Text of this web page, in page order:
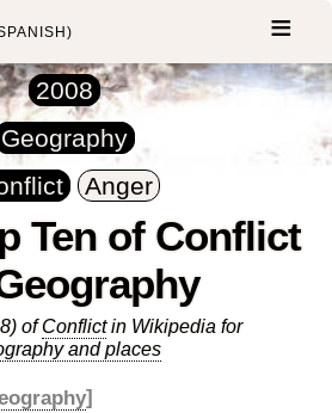
2008
Geography
Anger
Ten of Conflict
ofConflictin Wikipedia for
and places
]